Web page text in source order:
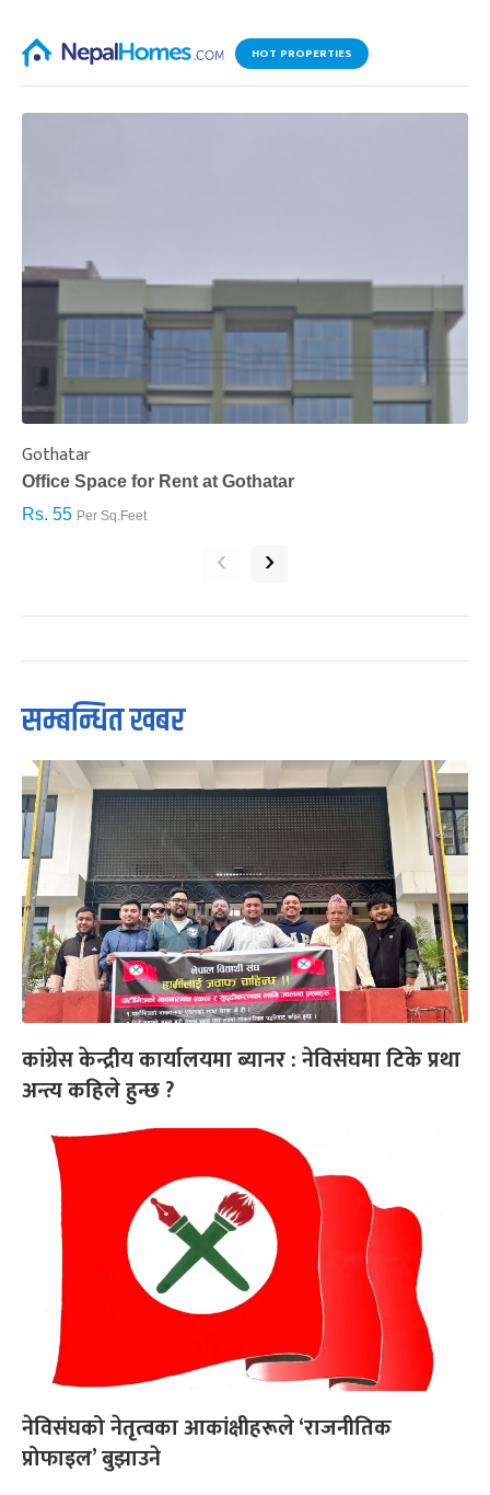
HOT PROPERTIES
Gothatar
Office Space for Rent at Gothatar
Rs. 55 Per Sq.Feet
‹ ›
सम्बन्धित खबर
कांग्रेस केन्द्रीय कार्यालयमा ब्यानर : नेविसंघमा टिके प्रथा
अन्त्य कहिले हुन्छ ?
नेविसंघको नेतृत्वका आकांक्षीहरूले ‘राजनीतिक
प्रोफाइल’ बुझाउने